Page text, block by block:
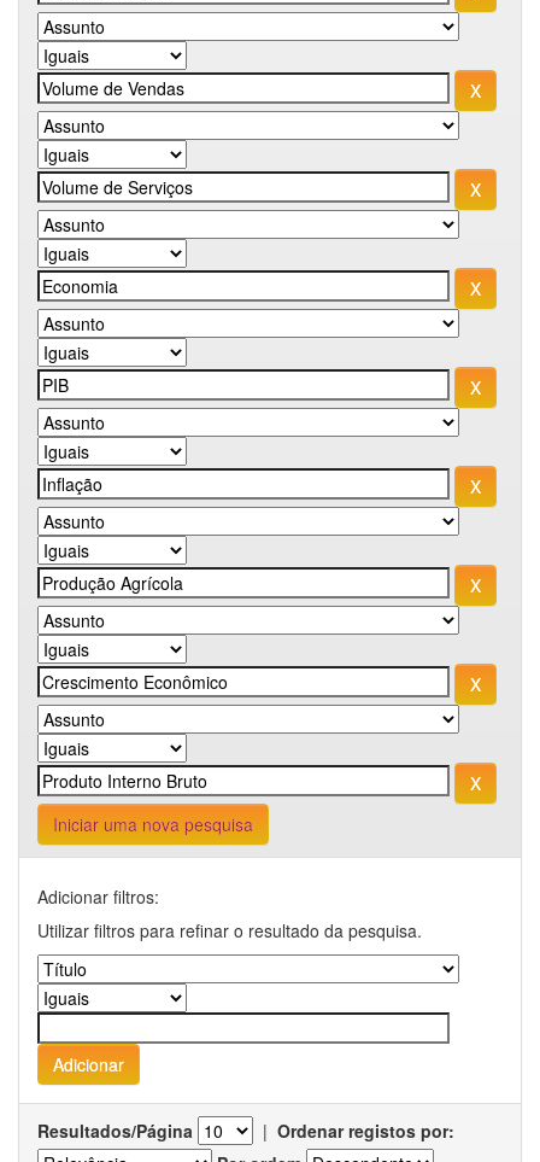
Iniciar uma nova pesquisa
Adicionar filtros:
Utilizar filtros para refinar o resultado da pesquisa.
Resultados/Página | Ordenar registos por: